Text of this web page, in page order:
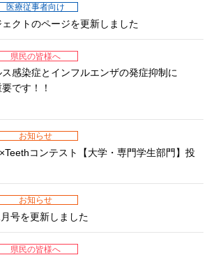
医療従事者向け
クトのページを更新しました
県民の皆様へ
感染症とインフルエンザの発症抑制に
です！！
お知らせ
コンテスト【大学・専門学生部門】投
お知らせ
号を更新しました
県民の皆様へ